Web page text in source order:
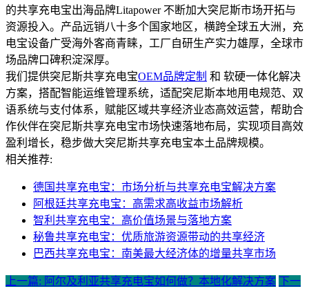
的共享充电宝出海品牌Litapower 不断加大突尼斯市场开拓与
资源投入。产品远销八十多个国家地区，横跨全球五大洲，充
电宝设备广受海外客商青睐，工厂自研生产实力雄厚，全球市
场品牌口碑积淀深厚。
我们提供突尼斯共享充电宝OEM品牌定制 和 软硬一体化解决
方案，搭配智能运维管理系统，适配突尼斯本地用电规范、双
语系统与支付体系，赋能区域共享经济业态高效运营，帮助合
作伙伴在突尼斯共享充电宝市场快速落地布局，实现项目高效
盈利增长，稳步做大突尼斯共享充电宝本土品牌规模。
相关推荐:
德国共享充电宝：市场分析与共享充电宝解决方案
阿根廷共享充电宝：高需求高收益市场解析
智利共享充电宝：高价值场景与落地方案
秘鲁共享充电宝：优质旅游资源带动的共享经济
巴西共享充电宝：南美最大经济体的增量共享市场
上一篇: 阿尔及利亚共享充电宝如何做？本地化解决方案 下一